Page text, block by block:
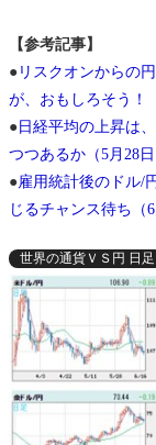
【参考記事】
● リスクオンからの
が、おもしろそう！
● 日経平均の上昇は
つつあるか（5月28日
●雇用統計後のドル/
じるチャンス待ち（
世界の通貨ＶＳ円 日足